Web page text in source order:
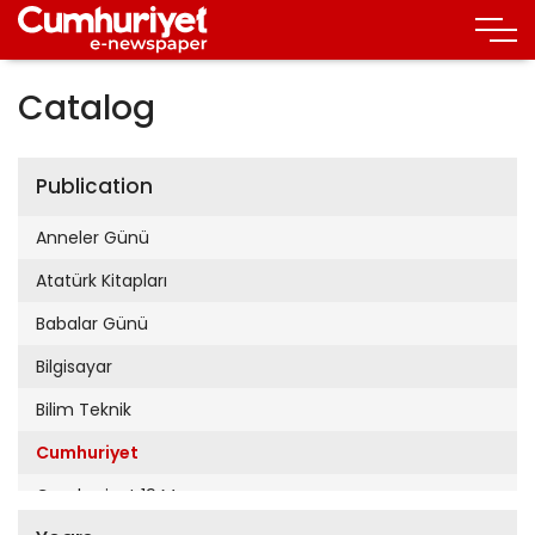
Catalog
Publication
Anneler Günü
Atatürk Kitapları
Babalar Günü
Bilgisayar
Bilim Teknik
Cumhuriyet
Cumhuriyet 19 Mayıs